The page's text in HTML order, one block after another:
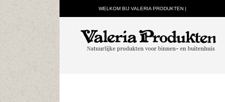
WELKOM BIJ VALERIA PRODUKTEN |